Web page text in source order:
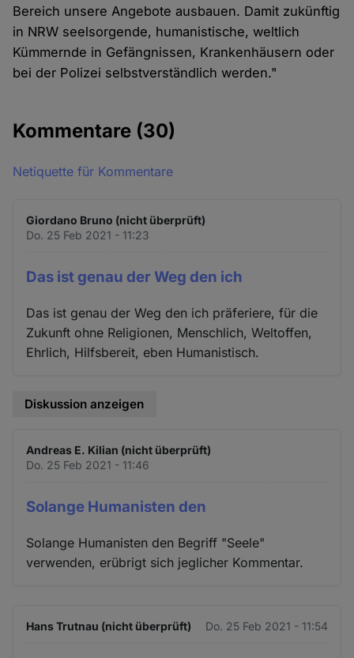
Bereich unsere Angebote ausbauen. Damit zukünftig
in NRW seelsorgende, humanistische, weltlich
Kümmernde in Gefängnissen, Krankenhäusern oder
bei der Polizei selbstverständlich werden."
Kommentare (30)
Netiquette für Kommentare
Giordano Bruno (nicht überprüft)
Do. 25 Feb 2021 - 11:23
Das ist genau der Weg den ich
Das ist genau der Weg den ich präferiere, für die
Zukunft ohne Religionen, Menschlich, Weltoffen,
Ehrlich, Hilfsbereit, eben Humanistisch.
Diskussion anzeigen
Andreas E. Kilian (nicht überprüft)
Do. 25 Feb 2021 - 11:46
Solange Humanisten den
Solange Humanisten den Begriff "Seele"
verwenden, erübrigt sich jeglicher Kommentar.
Hans Trutnau (nicht überprüft) Do. 25 Feb 2021 - 11:54